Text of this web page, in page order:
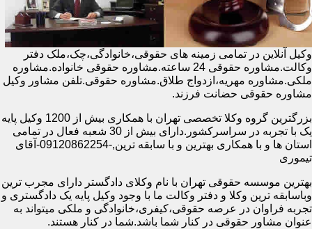
وکیل آنلاین در تمامی زمینه های حقوقی،خانوادگی،چک،ملک دفتر
وکالت.مشاوره حقوقی 24 ساعته.مشاوره حقوقی خانواده.مشاوره
ملکی.مشاوره مهریه،ازدواج طلاق.مشاوره حقوقی.تلفن مشاور وکیل
مشاوره حقوقی حضانت فرزند.
بزرگترین گروه وکلا تخصصی تهران با همکاری بیش از 1200 وکیل پایه
یک با تجربه در سراسرکشور.دارای بیش از 30 شعبه فعال در تمامی
استان ها و با همکاری بهترین و با سابقه ترین,-09120862254-آقای
تیموری
بهترین موسسه حقوقی تهران با نام وکلای دادگستر دارای مجرب ترین
وباسابقه ترین وکلا و دفتر وکالت ما با وجود وکیل پایه یک دادگستری و
تجربه فراوان در عرصه حقوقی،کیفری،خانوادگی و ملکی میتواند به
عنوان مشاور حقوقی در کنار شما باشد.شما در کنار هستند.